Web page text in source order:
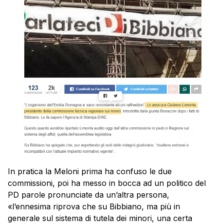
In pratica la Meloni prima ha confuso le due
commissioni, poi ha messo in bocca ad un politico del
PD parole pronunciate da un’altra persona,
«l’ennesima riprova che su Bibbiano, ma più in
generale sul sistema di tutela dei minori, una certa